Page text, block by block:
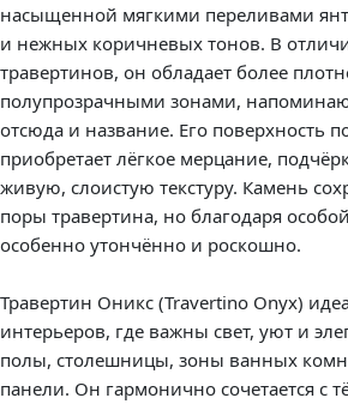
насыщенной мягкими переливами
и нежных коричневых тонов. В
травертинов, он обладает более
полупрозрачными зонами,
отсюда и название. Его поверхность
приобретает лёгкое мерцание,
живую, слоистую текстуру. Камень
поры травертина, но благодаря
особенно утончённо и роскошно.
Травертин Оникс (Travertino Onyx)
интерьеров, где важны свет, уют и
полы, столешницы, зоны ванных
панели. Он гармонично сочетается с